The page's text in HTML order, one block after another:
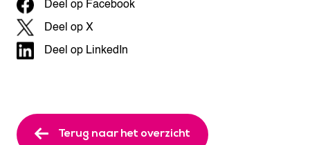
Deel op Facebook
Deel op X
Deel op LinkedIn
Terug naar het overzicht